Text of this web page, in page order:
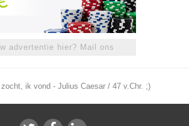
advertentie hier? Mail ons
zocht, ik vond - Julius Caesar / 47 v.Chr. ;)